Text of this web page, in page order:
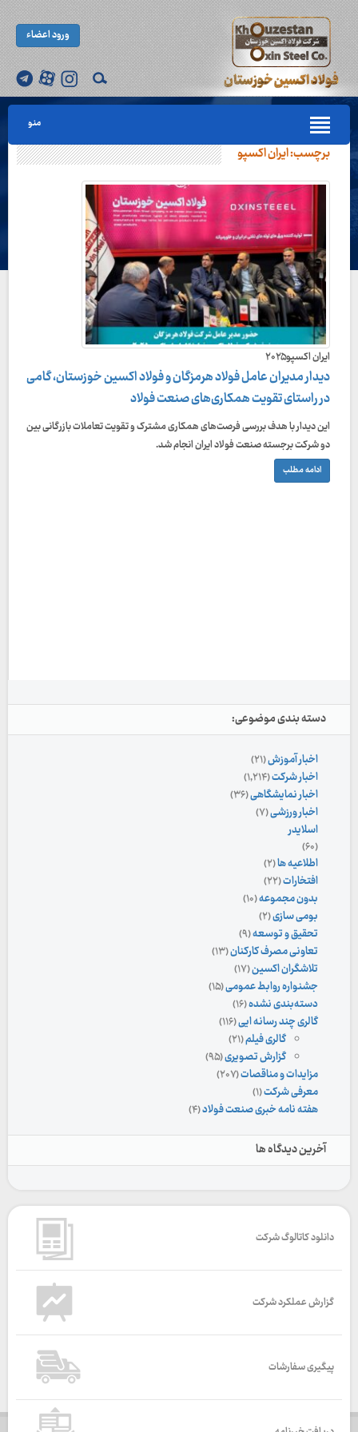
ورود اعضاء
منو
برچسب:ایران اکسپو
ایران اکسپو۲۰۲۵
دیدار مدیران عامل فولاد هرمزگان و فولاد اکسین خوزستان، گامی
در راستای تقویت همکاری‌های صنعت فولاد
این دیدار با هدف بررسی فرصت‌های همکاری مشترک و تقویت تعاملات بازرگانی بین
دو شرکت برجسته صنعت فولاد ایران انجام شد.
ادامه مطلب
دسته بندی موضوعی:
اخبار آموزش(۲۱)
اخبار شرکت(۱,۲۱۴)
اخبار نمایشگاهی(۳۶)
اخبار ورزشی(۷)
اسلایدر
(۶۰)
اطلاعیه ها(۲)
افتخارات(۲۲)
بدون مجموعه(۱۰)
بومی سازی(۲)
تحقیق و توسعه(۹)
تعاونی مصرف کارکنان(۱۳)
تلاشگران اکسین(۱۷)
جشنواره روابط عمومی(۱۵)
دسته‌بندی نشده(۱۶)
گالری چند رسانه ایی(۱۱۶)
گالری فیلم(۲۱)
گزارش تصویری(۹۵)
مزایدات و مناقصات(۲۰۷)
معرفی شرکت(۱)
هفته نامه خبری صنعت فولاد(۴)
آخرین دیدگاه ها
دانلود کاتالوگ شرکت
گزارش عملکرد شرکت
پیگیری سفارشات